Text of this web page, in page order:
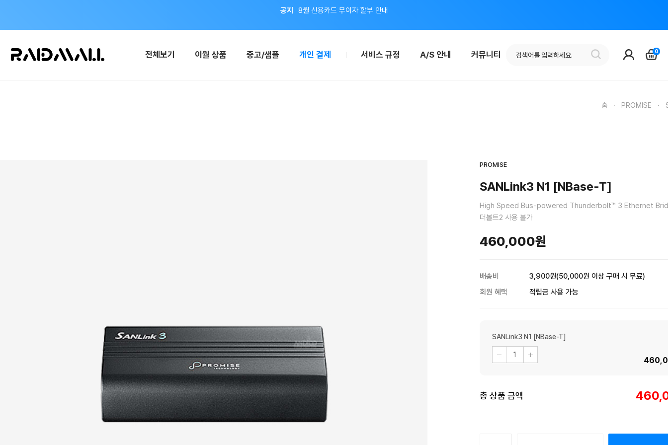
지금 회원가입하면 적립금 2,000원 드려요!
전체보기 이월 상품 중고/샘플 개인 결제 서비스 규정 A/S 안내 커뮤니티 0
홈 · PROMISE ·
PROMISE
SANLink3 N1 [NBase-T]
High Speed Bus-powered Thunderbolt™ 3 Ethernet
더볼트2 사용 불가
460,000원
배송비
3,900원(50,000원 이상 구매 시 무료)
회원 혜택
적립금 사용 가능
SANLink3 N1 [NBase-T]
총 상품 금액